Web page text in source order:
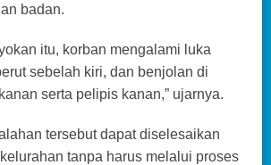
badan.
itu, korban mengalami luka
sebelah kiri, dan benjolan di
serta pelipis kanan,” ujarnya.
tersebut dapat diselesaikan
tanpa harus melalui proses